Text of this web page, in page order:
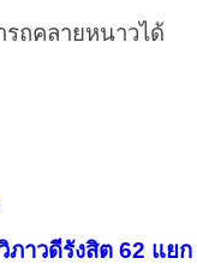
ลายหนาวได้
ดีรังสิต 62 แยก